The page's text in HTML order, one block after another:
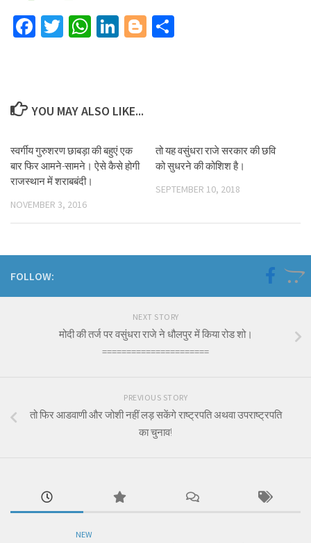
Facebook
TwitterWhatsApp
LinkedIn
Blogger
YOU MAY ALSO LIKE...
स्वर्गीय गुरुशरण छाबड़ा की बहुएं एक
बार फिर आमने-सामने। ऐसे कैसे होगी
राजस्थान में शराबबंदी।
NOVEMBER 3, 2016
तो यह वसुंधरा राजे सरकार की छवि
को सुधरने की कोशिश है।
SEPTEMBER 10, 2018
FOLLOW:
NEXT STORY
मोदी की तर्ज पर वसुंधरा राजे ने धौलपुर में किया रोड शो।
======================
PREVIOUS STORY
तो फिर आडवाणी और जोशी नहीं लड़ सकेंगे राष्ट्रपति अथवा उपराष्ट्रपति
का चुनाव!
NEW